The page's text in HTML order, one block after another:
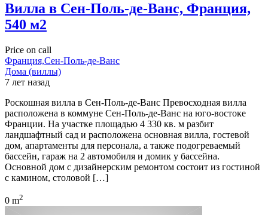
Вилла в Сен-Поль-де-Ванс, Франция,
540 м2
Price on call
Франция,Сен-Поль-де-Ванс
Дома (виллы)
7 лет назад
Роскошная вилла в Сен-Поль-де-Ванс Превосходная вилла
расположена в коммуне Сен-Поль-де-Ванс на юго-востоке
Франции. На участке площадью 4 330 кв. м разбит
ландшафтный сад и расположена основная вилла, гостевой
дом, апартаменты для персонала, а также подогреваемый
бассейн, гараж на 2 автомобиля и домик у бассейна.
Основной дом с дизайнерским ремонтом состоит из гостиной
с камином, столовой […]
0 m2